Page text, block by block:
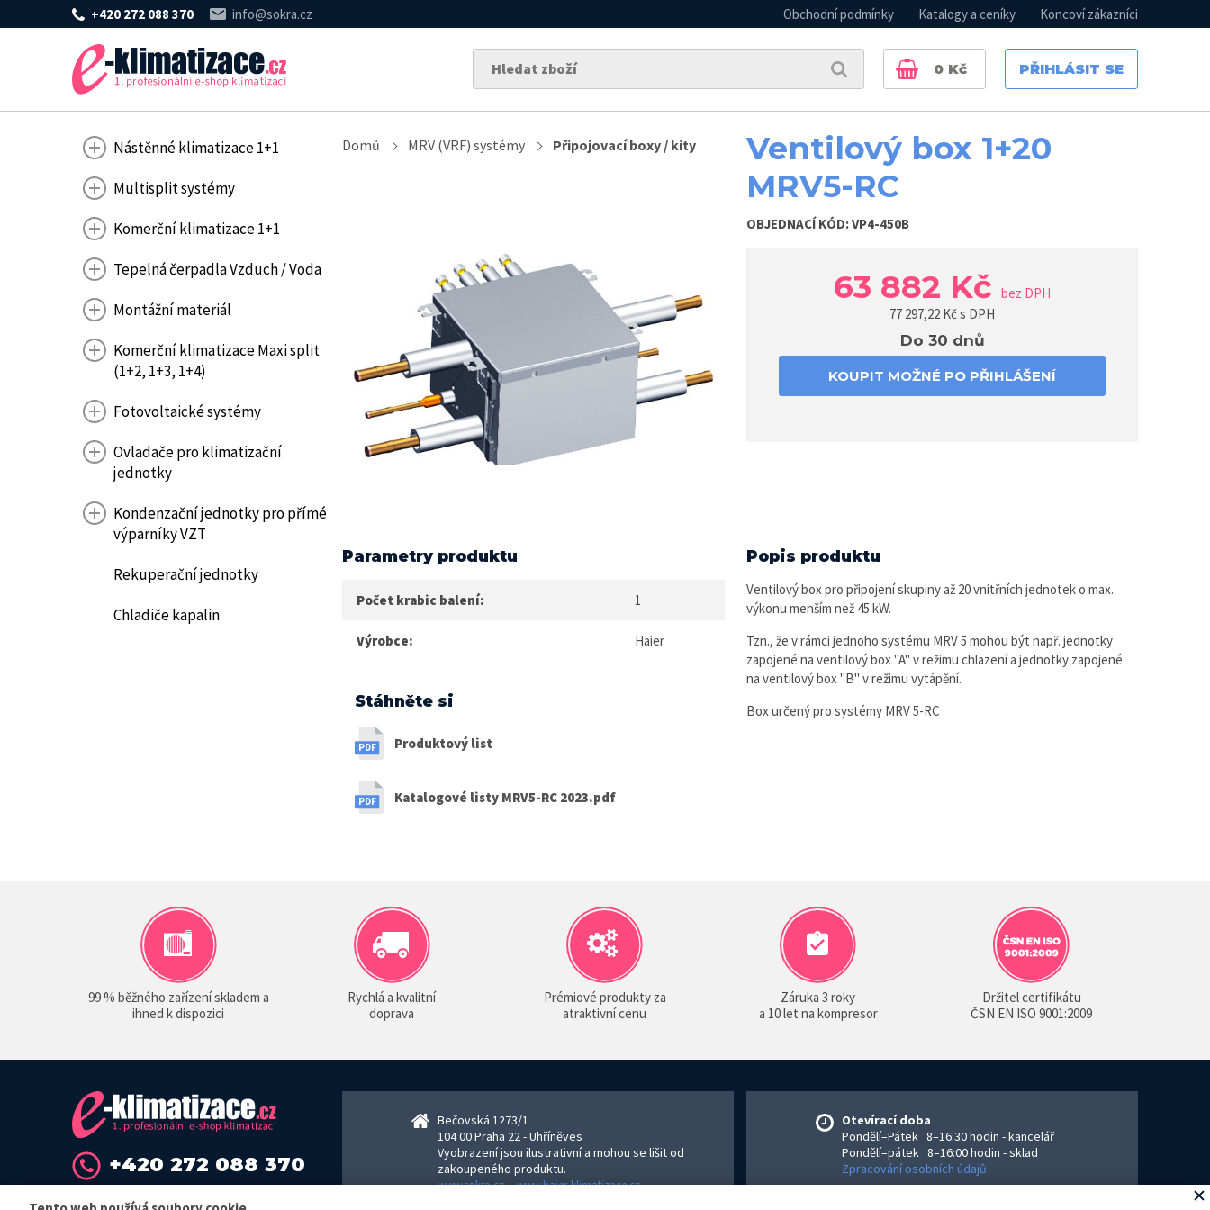
+420 272 088 370 info@sokra.cz Obchodní podmínky Katalogy a ceníky Koncoví zákazníci
PŘIHLÁSIT SE
0 Kč
Nástěnné klimatizace 1+1
Multisplit systémy
Komerční klimatizace 1+1
Tepelná čerpadla Vzduch / Voda
Montážní materiál
Komerční klimatizace Maxi split
(1+2, 1+3, 1+4)
Fotovoltaické systémy
Ovladače pro klimatizační
jednotky
Kondenzační jednotky pro přímé
výparníky VZT
Rekuperační jednotky
Chladiče kapalin
Domů MRV (VRF) systémy Připojovací boxy / kity
Ventilový box 1+20
MRV5-RC
OBJEDNACÍ KÓD:VP4-450B
63 882 Kčbez DPH
77 297,22 Kč s DPH
Do 30 dnů
KOUPIT MOŽNÉ PO PŘIHLÁŠENÍ
Parametry produktu
Počet krabic balení: 1
Výrobce: Haier
Popis produktu
Ventilový box pro připojení skupiny až 20 vnitřních jednotek o max.
výkonu menším než 45 kW.
Tzn., že v rámci jednoho systému MRV 5 mohou být např. jednotky
zapojené na ventilový box "A" v režimu chlazení a jednotky zapojené
na ventilový box "B" v režimu vytápění.
Box určený pro systémy MRV 5-RC
Stáhněte si
Produktový list
Katalogové listy MRV5-RC 2023.pdf
99 % běžného zařízení skladem a
ihned k dispozici
Rychlá a kvalitní
doprava
Prémiové produkty za
atraktivní cenu
Záruka 3 roky
a 10 let na kompresor
Držitel certifikátu
ČSN EN ISO 9001:2009
+420 272 088 370
Bečovská 1273/1
104 00 Praha 22 - Uhříněves
Vyobrazení jsou ilustrativní a mohou se lišit od
zakoupeného produktu.
www.sokra.cz│www.haier-klimatizace.cz
Otevírací doba
Pondělí–Pátek 8–16:30 hodin - kancelář
Pondělí–pátek 8–16:00 hodin - sklad
Zpracování osobních údajů